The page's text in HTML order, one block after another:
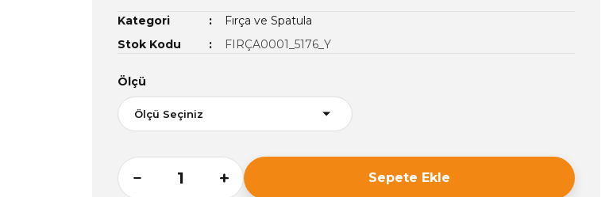
Kategori
Fırça ve Spatula
Stok Kodu
FIRÇA0001_5176_Y
Ölçü
Sepete Ekle